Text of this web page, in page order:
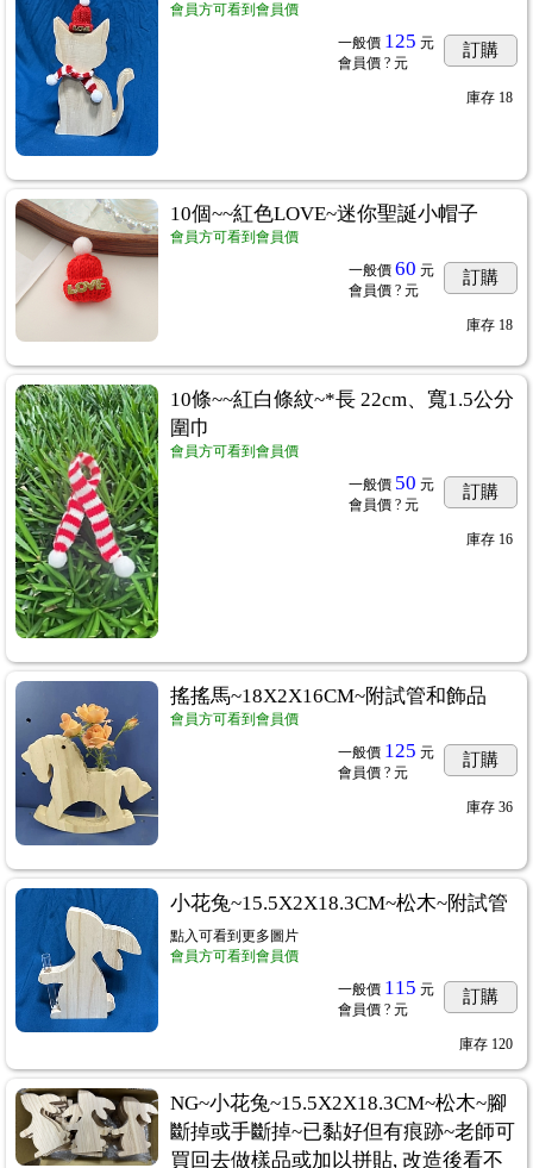
棉紙...297
會員方可看到會員價
一般價 125 元
會員價 ? 元
訂購
庫存 18
10個~~紅色LOVE~迷你聖誕小帽子
會員方可看到會員價
一般價 60 元
會員價 ? 元
訂購
庫存 18
10條~~紅白條紋~*長 22cm、寬1.5公分
圍巾
會員方可看到會員價
一般價 50 元
會員價 ? 元
訂購
庫存 16
搖搖馬~18X2X16CM~附試管和飾品
會員方可看到會員價
一般價 125 元
會員價 ? 元
訂購
庫存 36
小花兔~15.5X2X18.3CM~松木~附試管
點入可看到更多圖片
會員方可看到會員價
一般價 115 元
會員價 ? 元
訂購
庫存 120
NG~小花兔~15.5X2X18.3CM~松木~腳
斷掉或手斷掉~已黏好但有痕跡~老師可
買回去做樣品或加以拼貼, 改造後看不